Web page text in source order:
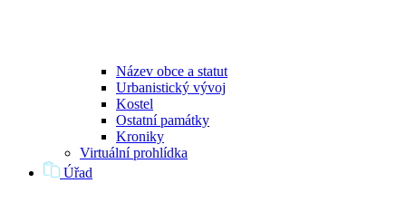
Název obce a statut
Urbanistický vývoj
Kostel
Ostatní památky
Kroniky
Virtuální prohlídka
Úřad